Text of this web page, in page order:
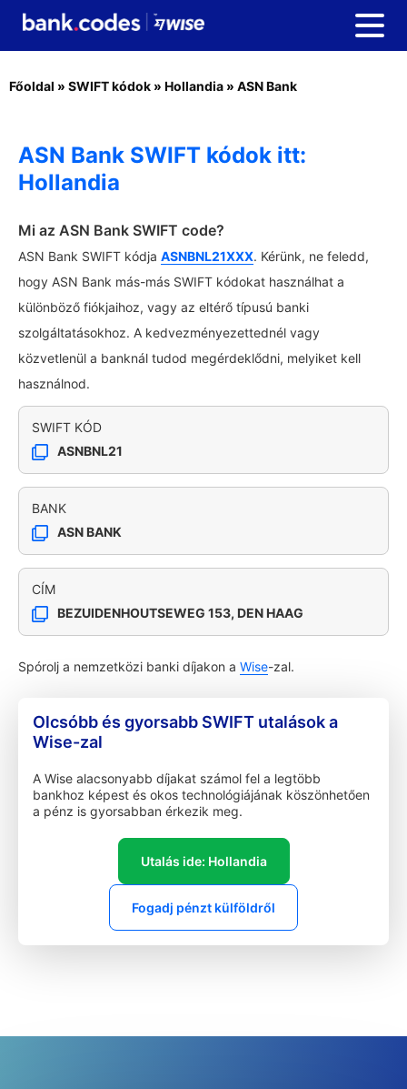
Főoldal » SWIFT kódok » Hollandia » ASN Bank
ASN Bank SWIFT kódok itt:
Hollandia
Mi az ASN Bank SWIFT code?
ASN Bank SWIFT kódja ASNBNL21XXX. Kérünk, ne feledd,
hogy ASN Bank más-más SWIFT kódokat használhat a
különböző fiókjaihoz, vagy az eltérő típusú banki
szolgáltatásokhoz. A kedvezményezettednél vagy
közvetlenül a banknál tudod megérdeklődni, melyiket kell
használnod.
SWIFT KÓD
ASNBNL21
BANK
ASN BANK
CÍM
BEZUIDENHOUTSEWEG 153, DEN HAAG
Spórolj a nemzetközi banki díjakon a Wise-zal.
Olcsóbb és gyorsabb SWIFT utalások a
Wise-zal
A Wise alacsonyabb díjakat számol fel a legtöbb
bankhoz képest és okos technológiájának köszönhetően
a pénz is gyorsabban érkezik meg.
Utalás ide: Hollandia
Fogadj pénzt külföldről